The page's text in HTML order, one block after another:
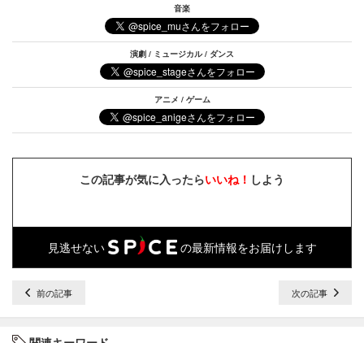
音楽
演劇 / ミュージカル / ダンス
アニメ / ゲーム
この記事が気に入ったらいいね！ しよう
見逃せない の最新情報をお届けします
前の記事 次の記事